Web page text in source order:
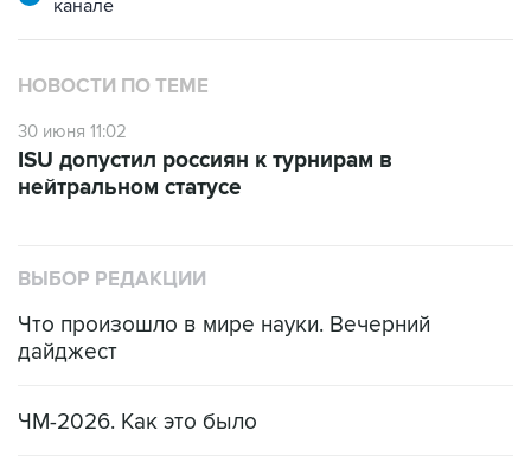
канале
НОВОСТИ ПО ТЕМЕ
30 июня 11:02
ISU допустил россиян к турнирам в
нейтральном статусе
ВЫБОР РЕДАКЦИИ
Что произошло в мире науки. Вечерний
дайджест
ЧМ-2026. Как это было